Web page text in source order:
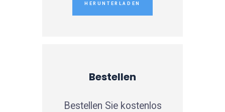
HERUNTERLADEN
Bestellen
Bestellen Sie kostenlos